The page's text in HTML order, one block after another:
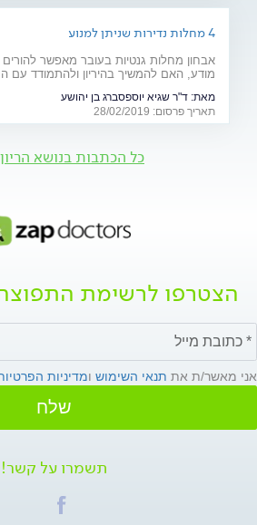
4 מחלות נדירות שניתן למנוע
אבחון מחלות גנטיות בעובר מאפשר
מודע, האם להמשיך בהיריון ולהתמודד עם
(28.2)מאת: ד"ר שגיא יוספסברג בן יהושע
תאריך פרסום: 28/02/2019
כל הכתבות בנושא
הצטרפו לרשימת
אני מאשר/ת את תנאי השימוש ומדיניות
שלח
תשמרו על קשר!